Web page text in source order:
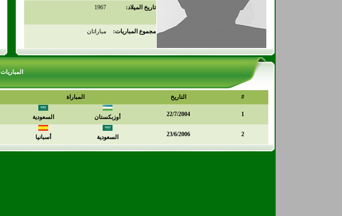
تاريخ الميلاد: 1967
مجموع المباريات: مباراتان
المباريات
# التاريخ المباراة
1
22/7/2004 أوزبكستان السعودية
2
23/6/2006 السعودية أسبانيا